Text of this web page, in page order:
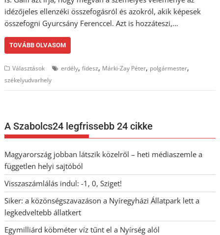
idézőjeles ellenzéki összefogásról és azokról, akik képesek
összefogni Gyurcsány Ferenccel. Azt is hozzáteszi,…
TOVÁBB OLVASOM
Választások erdély,fidesz, Márki-Zay Péter, polgármester,
székelyudvarhely
A Szabolcs24 legfrissebb 24 cikke
Magyarország jobban látszik közelről – heti médiaszemle a
független helyi sajtóból
Visszaszámlálás indul: -1, 0, Sziget!
Siker: a közönségszavazáson a Nyíregyházi Állatpark lett a
legkedveltebb állatkert
Egymilliárd köbméter víz tűnt el a Nyírség alól